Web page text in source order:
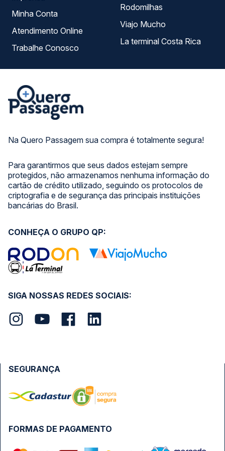
Na Quero Passagem sua compra é totalmente segura!
Para garantirmos que seus dados estejam sempre
protegidos, não armazenamos nenhuma informação do
cartão de crédito utilizado, seguindo os protocolos de
criptografia e de segurança das principais instituições
bancárias do Brasil.
Minha Conta
Atendimento Online
Trabalhe Conosco
Rodomilhas
Viajo Mucho
La terminal Costa Rica
SIGA NOSSAS REDES SOCIAIS:
CONHEÇA O GRUPO QP:
FORMAS DE PAGAMENTO
SEGURANÇA